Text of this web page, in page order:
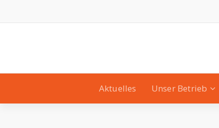
Aktuelles Unser Betrieb